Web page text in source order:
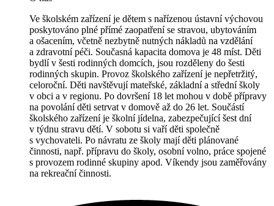
Ve školském zařízení je dětem s nařízenou ústavní výchovou
poskytováno plné přímé zaopatření se stravou, ubytováním
a ošacením, včetně nezbytně nutných nákladů na vzdělání
a zdravotní péči. Současná kapacita domova je 48 míst. Děti
bydlí v šesti rodinných domcích, jsou rozděleny do šesti
rodinných skupin. Provoz školského zařízení je nepřetržitý,
celoroční. Děti navštěvují mateřské, základní a střední školy
v obci a v regionu. Po dovršení 18 let mohou v době přípravy
na povolání děti setrvat v domově až do 26 let. Součástí
školského zařízení je školní jídelna, zabezpečující šest dní
v týdnu stravu dětí. V sobotu si vaří děti společně
s vychovateli. Po návratu ze školy mají děti plánované
činnosti, např. přípravu do školy, osobní volno, práce spojené
s provozem rodinné skupiny apod. Víkendy jsou zaměřovány
na rekreační činnosti.